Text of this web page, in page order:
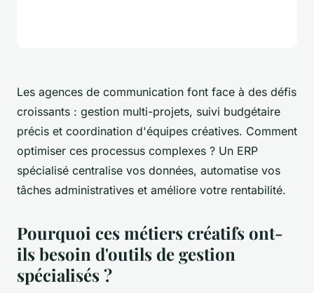
Les agences de communication font face à des défis
croissants : gestion multi-projets, suivi budgétaire
précis et coordination d'équipes créatives. Comment
optimiser ces processus complexes ? Un ERP
spécialisé centralise vos données, automatise vos
tâches administratives et améliore votre rentabilité.
Pourquoi ces métiers créatifs ont-
ils besoin d'outils de gestion
spécialisés ?